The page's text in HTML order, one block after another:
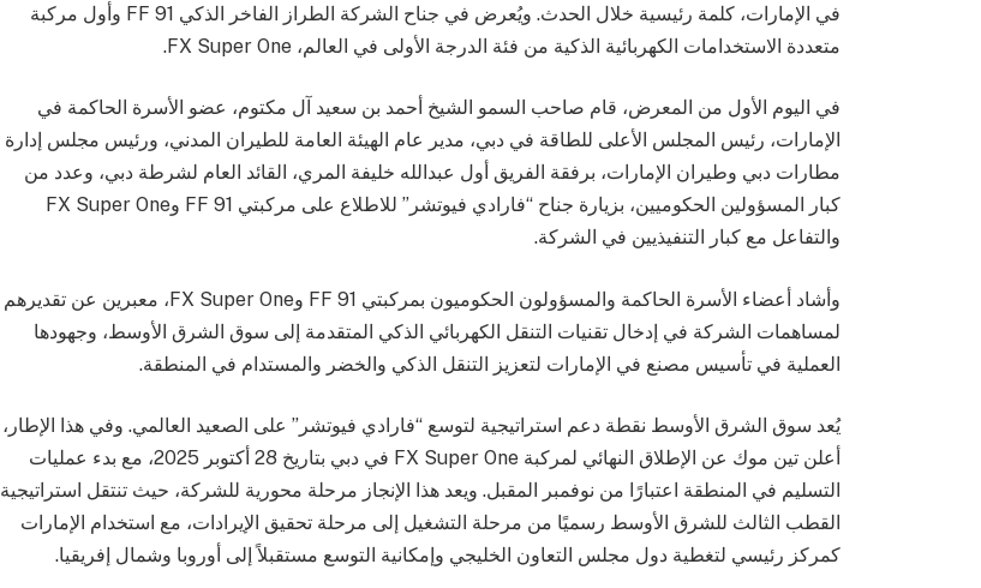
في الإمارات، كلمة رئيسية خلال الحدث. ويُعرض في جناح الشركة الطراز الفاخر الذكي FF 91 وأول مركبة
متعددة الاستخدامات الكهربائية الذكية من فئة الدرجة الأولى في العالم، FX Super One.
في اليوم الأول من المعرض، قام صاحب السمو الشيخ أحمد بن سعيد آل مكتوم، عضو الأسرة الحاكمة في
الإمارات، رئيس المجلس الأعلى للطاقة في دبي، مدير عام الهيئة العامة للطيران المدني، ورئيس مجلس إدارة
مطارات دبي وطيران الإمارات، برفقة الفريق أول عبدالله خليفة المري، القائد العام لشرطة دبي، وعدد من
كبار المسؤولين الحكوميين، بزيارة جناح “فارادي فيوتشر” للاطلاع على مركبتي FF 91 وFX Super One
والتفاعل مع كبار التنفيذيين في الشركة.
وأشاد أعضاء الأسرة الحاكمة والمسؤولون الحكوميون بمركبتي FF 91 وFX Super One، معبرين عن تقديرهم
لمساهمات الشركة في إدخال تقنيات التنقل الكهربائي الذكي المتقدمة إلى سوق الشرق الأوسط، وجهودها
العملية في تأسيس مصنع في الإمارات لتعزيز التنقل الذكي والخضر والمستدام في المنطقة.
يُعد سوق الشرق الأوسط نقطة دعم استراتيجية لتوسع “فارادي فيوتشر” على الصعيد العالمي. وفي هذا الإطار،
أعلن تين موك عن الإطلاق النهائي لمركبة FX Super One في دبي بتاريخ 28 أكتوبر 2025، مع بدء عمليات
التسليم في المنطقة اعتبارًا من نوفمبر المقبل. ويعد هذا الإنجاز مرحلة محورية للشركة، حيث تنتقل استراتيجية
القطب الثالث للشرق الأوسط رسميًا من مرحلة التشغيل إلى مرحلة تحقيق الإيرادات، مع استخدام الإمارات
كمركز رئيسي لتغطية دول مجلس التعاون الخليجي وإمكانية التوسع مستقبلاً إلى أوروبا وشمال إفريقيا.